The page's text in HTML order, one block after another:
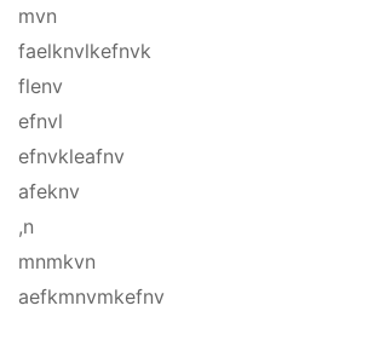
mvn
faelknvlkefnvk
flenv
efnvl
efnvkleafnv
afeknv
,n
mnmkvn
aefkmnvmkefnv